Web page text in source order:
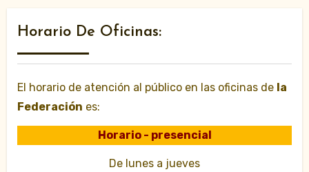
Horario De Oficinas:
El horario de atención al público en las oficinas de la
Federación es:
Horario - presencial
De lunes a jueves